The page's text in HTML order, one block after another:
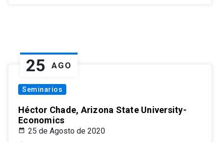
25 AGO
Seminarios
Héctor Chade, Arizona State University-
Economics
25 de Agosto de 2020